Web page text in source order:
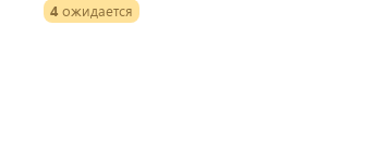
4 ожидается